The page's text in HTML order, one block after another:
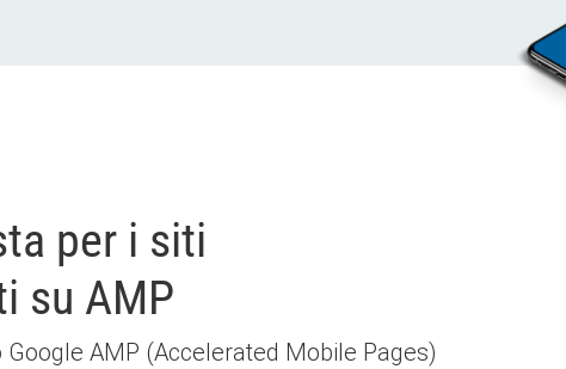
per i siti
su AMP
AMP (Accelerated Mobile Pages)